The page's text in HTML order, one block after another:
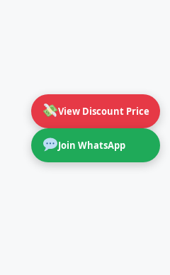
View Discount Price
Join WhatsApp